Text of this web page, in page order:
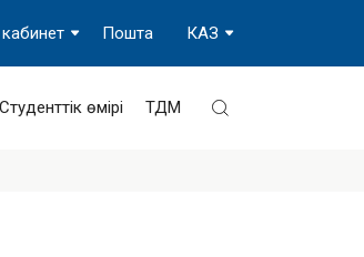
КАЗ
Пошта
Студенттік өмірі ТДМ